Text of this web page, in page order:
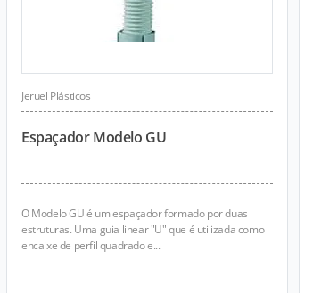
Jeruel Plásticos
Espaçador Modelo GU
O Modelo GU é um espaçador formado por duas
estruturas. Uma guia linear "U" que é utilizada como
encaixe de perfil quadrado e...